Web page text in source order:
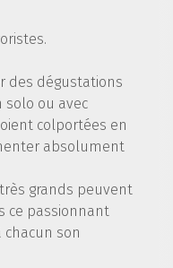
des dégustations
solo ou avec
colportées en
absolument
grands peuvent
ce passionnant
chacun son